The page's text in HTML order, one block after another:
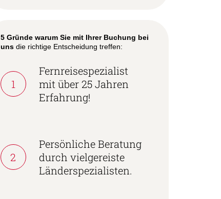
5 Gründe warum Sie mit Ihrer Buchung bei
unsdie richtige Entscheidung treffen:
1
Fernreisespezialist
mit über 25 Jahren
Erfahrung!
2
Persönliche Beratung
durch vielgereiste
Länderspezialisten.